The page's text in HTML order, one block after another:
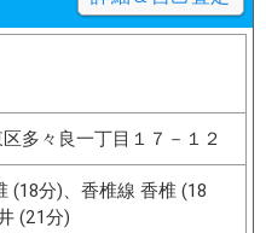
多々良一丁目１７－１２
(18分)、香椎線 香椎 (18
(21分)